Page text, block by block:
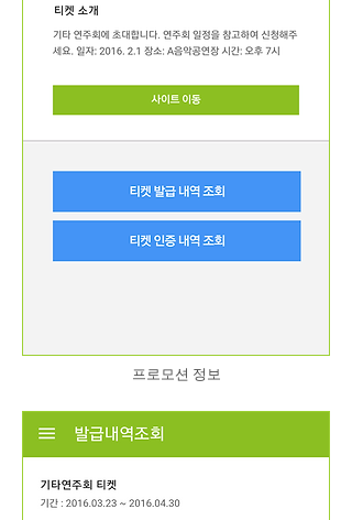
프로모션 정보